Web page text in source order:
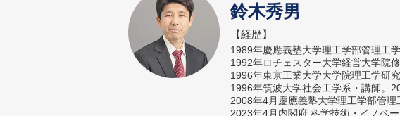
鈴木秀男
【経歴】
1989年慶應義塾大学理工学部管理工学
1992年ロチェスター大学経営大学院修
1996年東京工業大学大学院理工学研
1996年筑波大学社会工学系・講師。
2008年4月慶應義塾大学理工学部管
2023年4月内閣府 科学技術・イノベ